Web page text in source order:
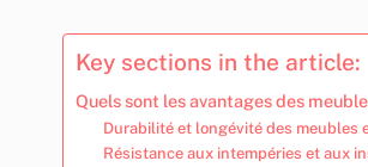
Key sections in the article:
Quels sont les avantages des
Durabilité et longévité des meubles
Résistance aux intempéries et aux